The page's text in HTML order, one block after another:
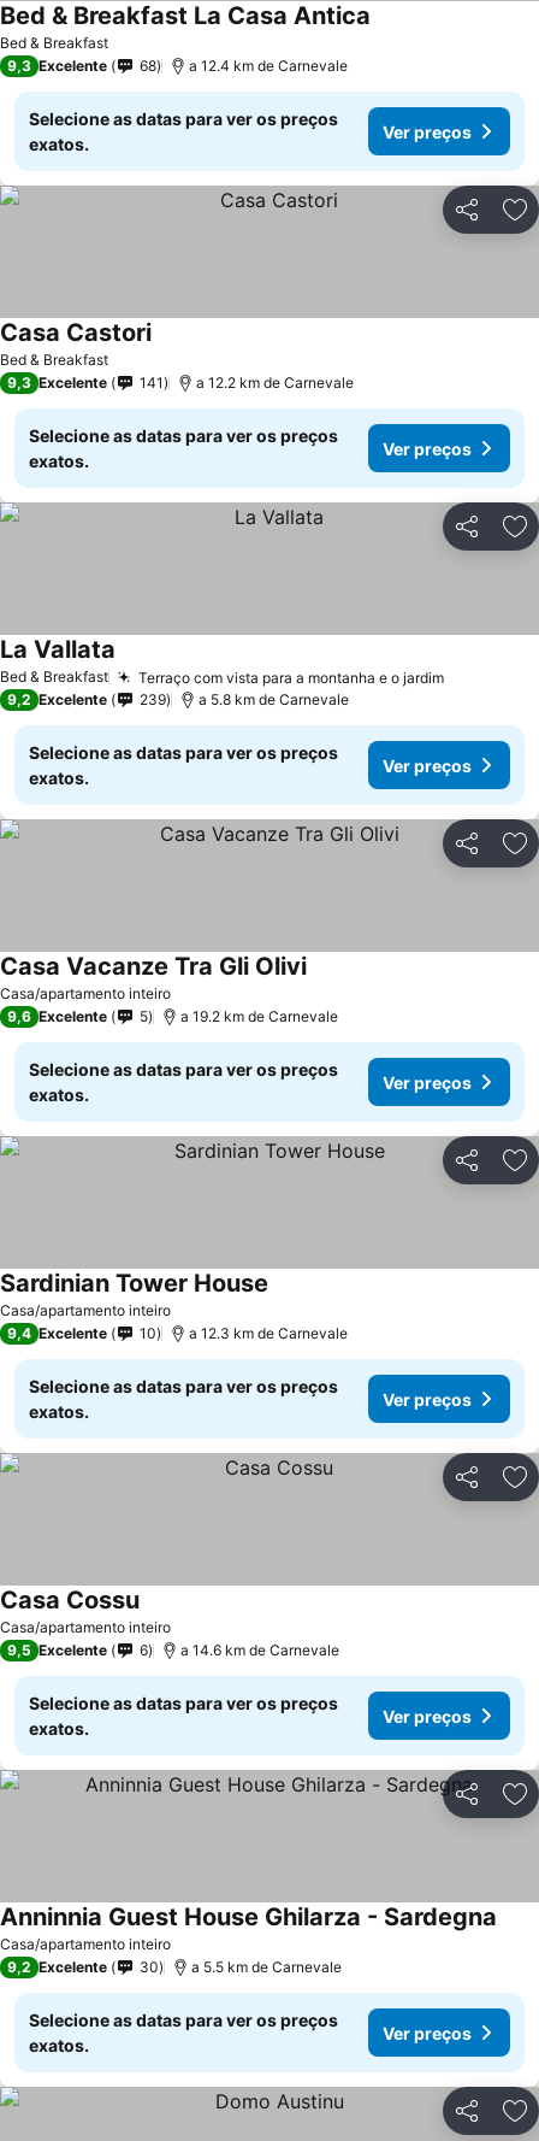
Bed & Breakfast
Bed & Breakfast La Casa Antica
9,3 Excelente 68 a 12.4 km de Carnevale
Selecione as datas para ver os preços
exatos.
Ver preços
Partilhar
Bed & Breakfast
Casa Castori
9,3 Excelente 141 a 12.2 km de Carnevale
Selecione as datas para ver os preços
exatos.
Ver preços
Partilhar
Bed & Breakfast Terraço com vista para a montanha e o jardim
La Vallata
9,2 Excelente 239 a 5.8 km de Carnevale
Selecione as datas para ver os preços
exatos.
Ver preços
Partilhar
Casa/apartamento inteiro
Casa Vacanze Tra Gli Olivi
9,6 Excelente 5 a 19.2 km de Carnevale
Selecione as datas para ver os preços
exatos.
Ver preços
Partilhar
Casa/apartamento inteiro
Sardinian Tower House
9,4 Excelente 10 a 12.3 km de Carnevale
Selecione as datas para ver os preços
exatos.
Ver preços
Partilhar
Casa/apartamento inteiro
Casa Cossu
9,5 Excelente 6 a 14.6 km de Carnevale
Selecione as datas para ver os preços
exatos.
Ver preços
Partilhar
Casa/apartamento inteiro
Anninnia Guest House Ghilarza - Sardegna
9,2 Excelente 30 a 5.5 km de Carnevale
Selecione as datas para ver os preços
exatos.
Ver preços
Partilhar